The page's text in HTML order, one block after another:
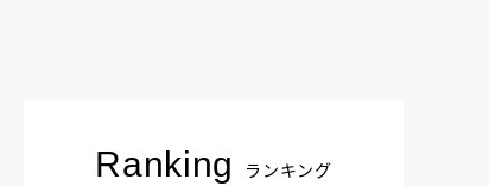
Ranking ランキング